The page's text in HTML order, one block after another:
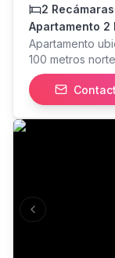
2 Recámaras
Apartamento 2
Apartamento
100 metros
Angeles. No
inmediata
Previous slide